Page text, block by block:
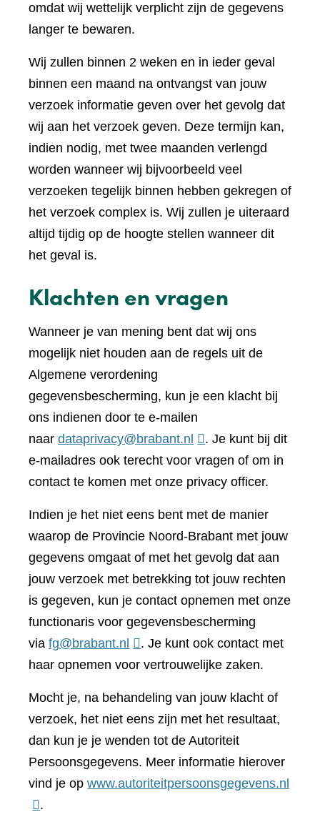
omdat wij wettelijk verplicht zijn de gegevens
langer te bewaren.
Wij zullen binnen 2 weken en in ieder geval
binnen een maand na ontvangst van jouw
verzoek informatie geven over het gevolg dat
wij aan het verzoek geven. Deze termijn kan,
indien nodig, met twee maanden verlengd
worden wanneer wij bijvoorbeeld veel
verzoeken tegelijk binnen hebben gekregen of
het verzoek complex is. Wij zullen je uiteraard
altijd tijdig op de hoogte stellen wanneer dit
het geval is.
Klachten en vragen
Wanneer je van mening bent dat wij ons
mogelijk niet houden aan de regels uit de
Algemene verordening
gegevensbescherming, kun je een klacht bij
ons indienen door te e-mailen
naar dataprivacy@brabant.nl
. Je kunt bij dit
e-mailadres ook terecht voor vragen of om in
contact te komen met onze privacy officer.
Indien je het niet eens bent met de manier
waarop de Provincie Noord-Brabant met jouw
gegevens omgaat of met het gevolg dat aan
jouw verzoek met betrekking tot jouw rechten
is gegeven, kun je contact opnemen met onze
functionaris voor gegevensbescherming
via fg@brabant.nl
. Je kunt ook contact met
haar opnemen voor vertrouwelijke zaken.
Mocht je, na behandeling van jouw klacht of
verzoek, het niet eens zijn met het resultaat,
dan kun je je wenden tot de Autoriteit
Persoonsgegevens. Meer informatie hierover
vind je op www.autoriteitpersoonsgegevens.nl
.